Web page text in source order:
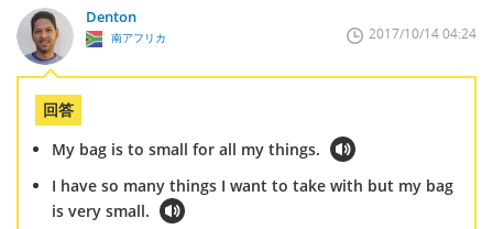
Denton
南アフリカ 2017/10/14 04:24
回答
My bag is to small for all my things.
I have so many things I want to take with but my bag
is very small.